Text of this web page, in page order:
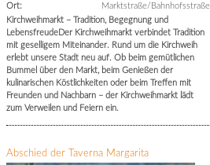
Ort:
Marktstraße/Bahnhofsstraße
Kirchweihmarkt – Tradition, Begegnung und
LebensfreudeDer Kirchweihmarkt verbindet Tradition
mit geselligem Miteinander. Rund um die Kirchweih
erlebt unsere Stadt neu auf. Ob beim gemütlichen
Bummel über den Markt, beim Genießen der
kulinarischen Köstlichkeiten oder beim Treffen mit
Freunden und Nachbarn – der Kirchweihmarkt lädt
zum Verweilen und Feiern ein.
Abschied der Taverna Margarita